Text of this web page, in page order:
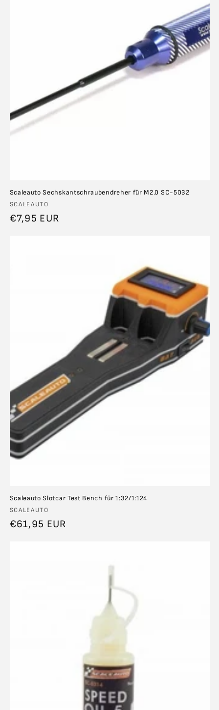
Scaleauto Sechskantschraubendreher für M2.0 SC-5032
Anbieter:
SCALEAUTO
Normaler
€7,95 EUR
Scaleauto Slotcar Test Bench für 1:32/1:124
Anbieter:
SCALEAUTO
Normaler
€61,95 EUR